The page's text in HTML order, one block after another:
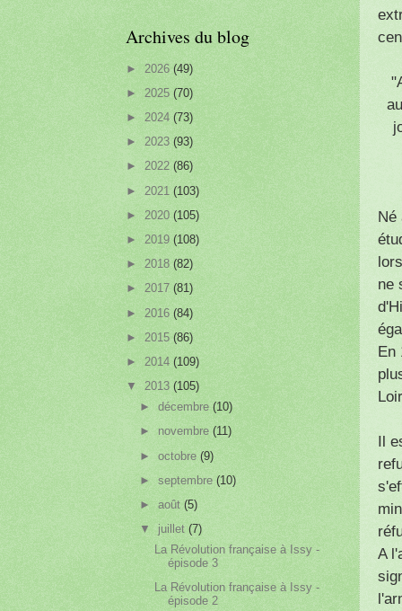
Né
ne
En
Il
A
Archives du blog
► 2026 (49)
► 2025 (70)
► 2024 (73)
► 2023 (93)
► 2022 (86)
► 2021 (103)
► 2020 (105)
► 2019 (108)
► 2018 (82)
► 2017 (81)
► 2016 (84)
► 2015 (86)
► 2014 (109)
▼ 2013 (105)
►décembre(10)
► novembre(11)
►octobre(9)
►septembre(10)
►août(5)
▼ juillet(7)
La Révolution française à Issy -
épisode 3
La Révolution française à Issy -
épisode 2